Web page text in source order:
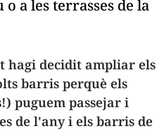
a les terrasses de la
hagi decidit ampliar els
barris perquè els
puguem passejar i
de l'any i els barris de